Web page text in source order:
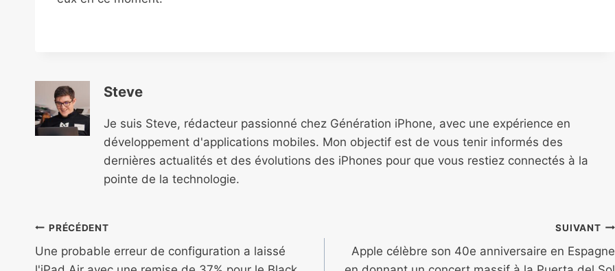
Steve
Je suis Steve, rédacteur passionné chez Génération iPhone, avec une expérience en
développement d'applications mobiles. Mon objectif est de vous tenir informés des
dernières actualités et des évolutions des iPhones pour que vous restiez connectés à la
pointe de la technologie.
Navigation
de
PRÉCÉDENT
Une probable erreur de configuration a laissé
SUIVANT
Apple célèbre son 40e anniversaire en Espagne